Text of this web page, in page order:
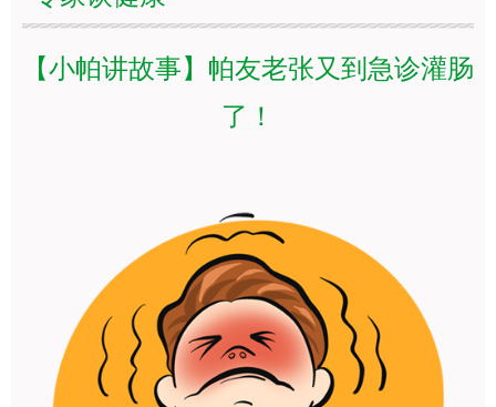
【小帕讲故事】帕友老张又到急诊灌肠
了！